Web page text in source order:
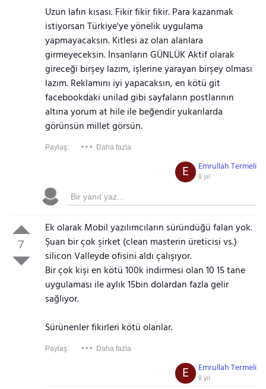
Uzun lafın kısası. Fikir fikir fikir. Para kazanmak
istiyorsan Türkiye'ye yönelik uygulama
yapmayacaksın. Kitlesi az olan alanlara
girmeyeceksin. İnsanların GÜNLÜK Aktif olarak
gireceği birşey lazım, işlerine yarayan birşey olması
lazım. Reklamını iyi yapacaksın, en kötü git
facebookdaki unilad gibi sayfaların postlarının
altına yorum at hile ile beğendir yukarılarda
görünsün millet görsün.
Paylaş: Daha fazla
Emrullah Termeli
8 yıl
E
7
Ek olarak Mobil yazılımcıların süründüğü falan yok.
Şuan bir çok şirket (clean masterin üreticisi vs.)
silicon Valleyde ofisini aldı çalışıyor.
Bir çok kişi en kötü 100k indirmesi olan 10 15 tane
uygulaması ile aylık 15bin dolardan fazla gelir
sağlıyor.
Sürünenler fikirleri kötü olanlar.
Paylaş: Daha fazla
Emrullah Termeli
8 yıl
E